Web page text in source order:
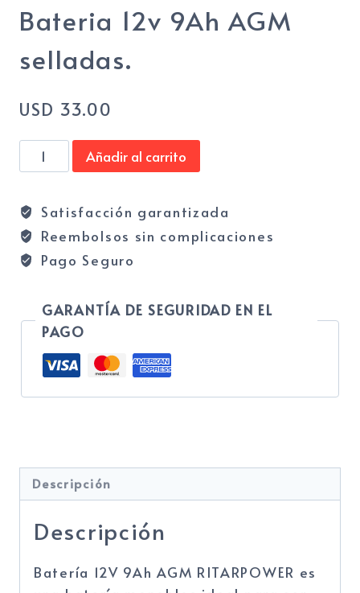
Bateria 12v 9Ah AGM
selladas.
USD 33.00
Bateria
12v
AGM
selladas.
cantidad
Añadir al carrito
Satisfacción garantizada
Reembolsos sin complicaciones
Pago Seguro
GARANTÍA DE SEGURIDAD EN EL
PAGO
Descripción
Descripción
Batería 12V 9Ah AGM RITARPOWER es